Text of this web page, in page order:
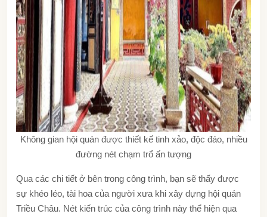
Không gian hội quán được thiết kế tinh xảo, độc đáo, nhiều
đường nét chạm trổ ấn tượng
Qua các chi tiết ở bên trong công trình, bạn sẽ thấy được
sự khéo léo, tài hoa của người xưa khi xây dựng hội quán
Triều Châu. Nét kiến trúc của công trình này thể hiện qua